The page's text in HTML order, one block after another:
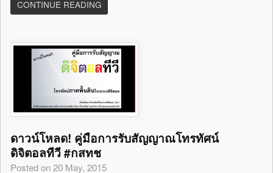
CONTINUE READING
ดาวน์โหลด! คู่มือการรับสัญญาณโทรทัศน์
ดิจิตอลทีวี #กสทช
Posted on 20 May, 2015